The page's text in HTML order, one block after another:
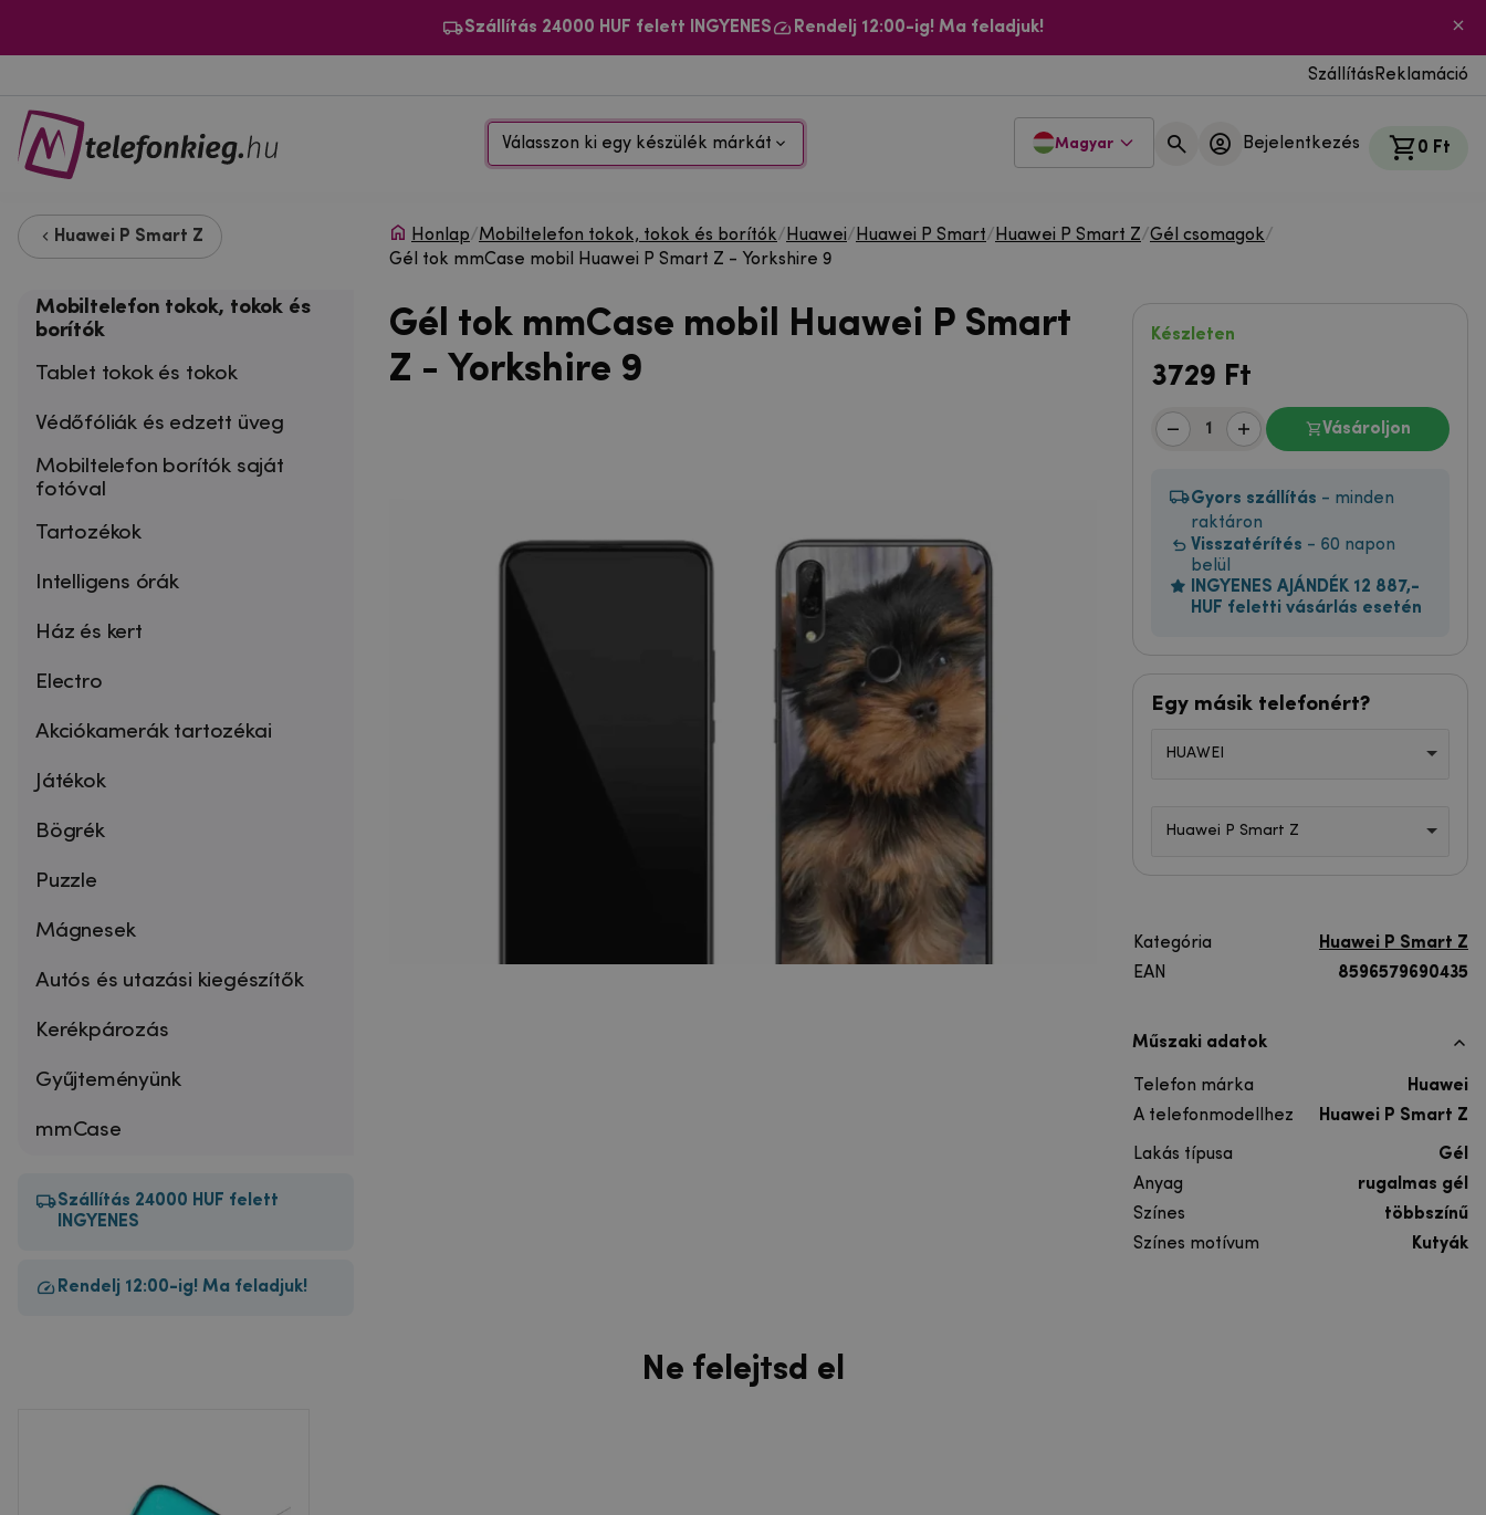
Szállítás 24000 HUF felett INGYENES Rendelj 12:00-ig! Ma feladjuk!
Szállítás Reklamáció
Válasszon ki egy készülék márkát Magyar Bejelentkezés 0 Ft
Huawei P Smart Z
Mobiltelefon tokok, tokok és
borítók
Tablet tokok és tokok
Védőfóliák és edzett üveg
Mobiltelefon borítók saját
fotóval
Tartozékok
Intelligens órák
Ház és kert
Electro
Akciókamerák tartozékai
Játékok
Bögrék
Puzzle
Mágnesek
Autós és utazási kiegészítők
Kerékpározás
Gyűjteményünk
mmCase
Szállítás 24000 HUF felett
INGYENES
Rendelj 12:00-ig! Ma feladjuk!
Honlap/Mobiltelefon tokok, tokok és borítók/ Huawei/ Huawei P Smart/ Huawei P Smart Z/Gél csomagok/
Gél tok mmCase mobil Huawei P Smart Z - Yorkshire 9
Gél tok mmCase mobil Huawei P Smart
Z - Yorkshire 9
Készleten
3729 Ft
Vásároljon
Gyors szállítás - minden
raktáron
Visszatérítés - 60 napon
belül
INGYENES AJÁNDÉK 12 887,-
HUF feletti vásárlás esetén
Egy másik telefonért?
HUAWEI
Huawei P Smart Z
Kategória
Huawei P Smart Z
EAN
8596579690435
Műszaki adatok
Telefon márka
Huawei
A telefonmodellhez
Huawei P Smart Z
Lakás típusa
Gél
Anyag
rugalmas gél
Színes
többszínű
Színes motívum
Kutyák
Ne felejtsd el